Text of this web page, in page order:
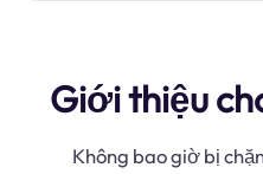
Giới thiệu
Không bao giờ bị